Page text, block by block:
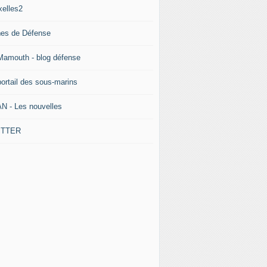
de Défense
- blog défense
des sous-marins
- Les nouvelles